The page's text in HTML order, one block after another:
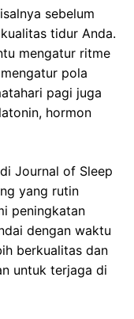
sebelum
tidur Anda.
mengatur ritme
pola
pagi juga
hormon
Journal of Sleep
yang rutin
peningkatan
dengan waktu
berkualitas dan
untuk terjaga di